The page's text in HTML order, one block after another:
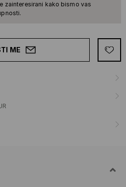
zainteresirani kako bismo vas
ME